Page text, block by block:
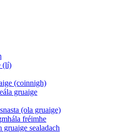
(lí)
(coinnigh)
gruaige
(ola gruaige)
fréimhe
gruaige sealadach